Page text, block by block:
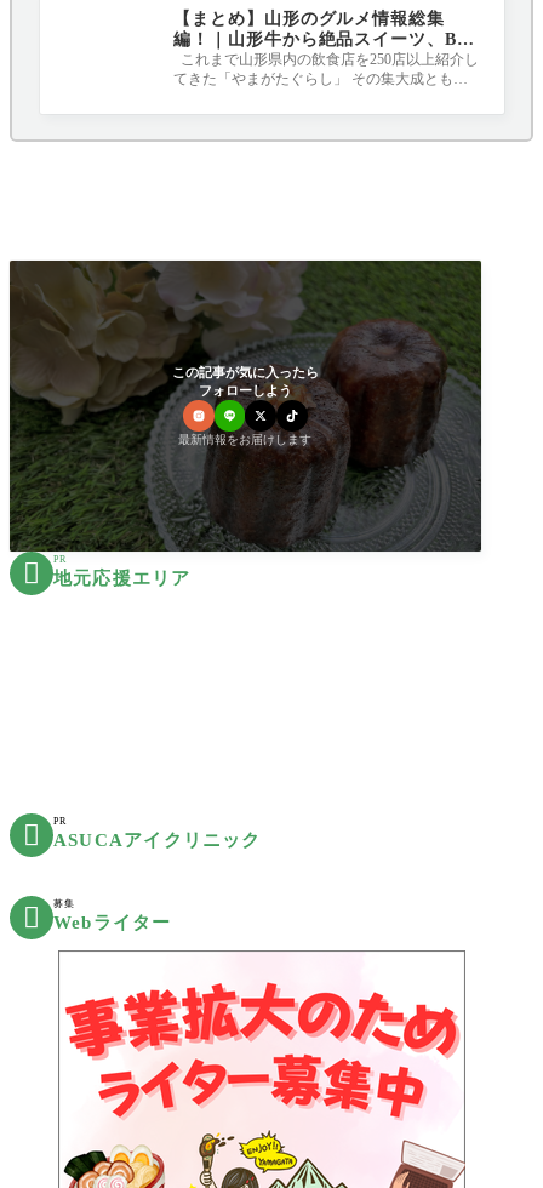
【まとめ】山形のグルメ情報総集
編！｜山形牛から絶品スイーツ、B級
グルメまで
これまで山形県内の飲食店を250店以上紹介し
てきた「やまがたぐらし」 その集大成ともい
この記事が気に入ったら
フォローしよう
最新情報をお届けします
 PR
地元応援エリア
 PR
ASUCAアイクリニック
 募集
Webライター